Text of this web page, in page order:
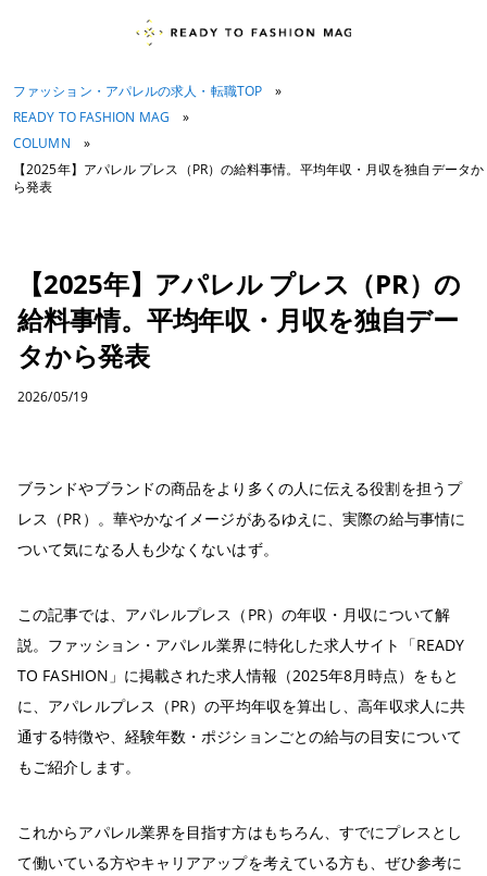
ファッション・アパレルの求人・転職TOP
»
READY TO FASHION MAG
»
COLUMN
»
【2025年】アパレル プレス（PR）の給料事情。平均年収・月収を独自データか
ら発表
【2025年】アパレル プレス（PR）の
給料事情。平均年収・月収を独自デー
タから発表
2026/05/19
ブランドやブランドの商品をより多くの人に伝える役割を担うプ
レス（PR）。華やかなイメージがあるゆえに、実際の給与事情に
ついて気になる人も少なくないはず。
この記事では、アパレルプレス（PR）の年収・月収について解
説。ファッション・アパレル業界に特化した求人サイト「READY
TO FASHION」に掲載された求人情報（2025年8月時点）をもと
に、アパレルプレス（PR）の平均年収を算出し、高年収求人に共
通する特徴や、経験年数・ポジションごとの給与の目安について
もご紹介します。
これからアパレル業界を目指す方はもちろん、すでにプレスとし
て働いている方やキャリアアップを考えている方も、ぜひ参考に